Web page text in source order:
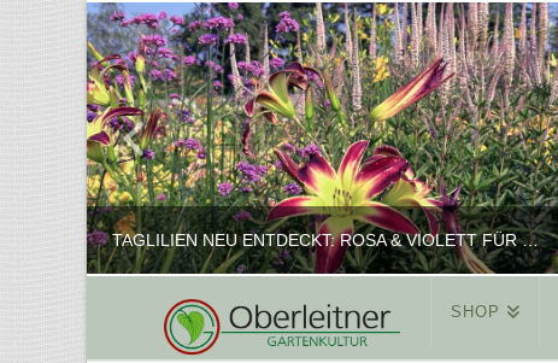
TAGLILIEN NEU ENTDECKT: ROSA & VIOLETT FÜR ROMANTISCHE PFLANZKOMBINATIONEN
SHOP